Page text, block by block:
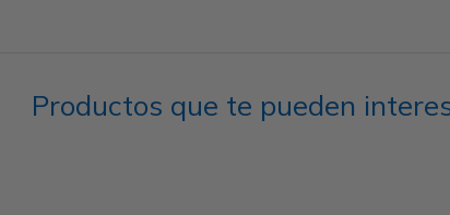
Productos que te pueden